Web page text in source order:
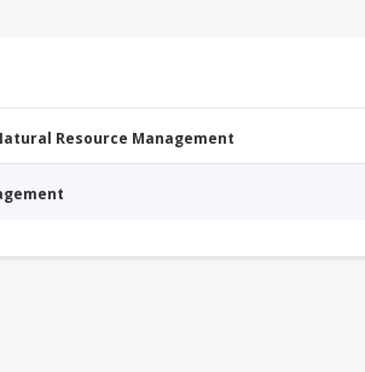
Resource Management